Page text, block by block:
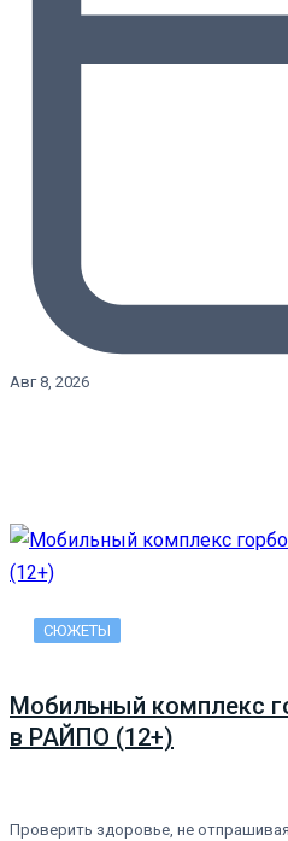
Авг 8, 2026
СЮЖЕТЫ
Мобильный комплекс
в РАЙПО (12+)
Проверить здоровье, не